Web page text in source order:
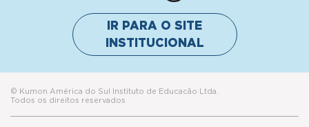
IR PARA O SITE
INSTITUCIONAL
© Kumon América do Sul Instituto de Educacão Ltda.
Todos os direitos reservados